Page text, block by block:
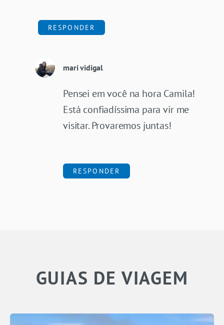
RESPONDER
mari vidigal
Pensei em você na hora Camila!
Está confiadíssima para vir me
visitar. Provaremos juntas!
RESPONDER
GUIAS DE VIAGEM